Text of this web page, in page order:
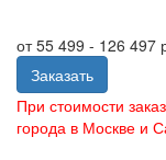
от55 499 - 126 497
Заказать
При стоимости
города в Москве и